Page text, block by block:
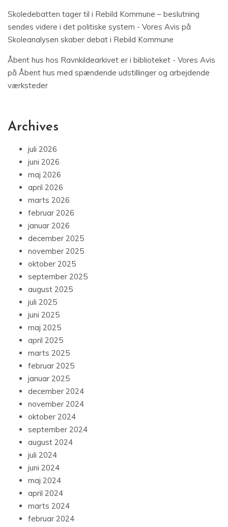
Skoledebatten tager til i Rebild Kommune – beslutning
sendes videre i det politiske system - Vores Avis på
Skoleanalysen skaber debat i Rebild Kommune
Åbent hus hos Ravnkildearkivet er i biblioteket - Vores Avis
på Åbent hus med spændende udstillinger og arbejdende
værksteder
Archives
juli 2026
juni 2026
maj 2026
april 2026
marts 2026
februar 2026
januar 2026
december 2025
november 2025
oktober 2025
september 2025
august 2025
juli 2025
juni 2025
maj 2025
april 2025
marts 2025
februar 2025
januar 2025
december 2024
november 2024
oktober 2024
september 2024
august 2024
juli 2024
juni 2024
maj 2024
april 2024
marts 2024
februar 2024